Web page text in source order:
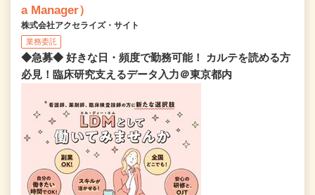
a Manager）
株式会社アクセライズ・サイト
業務委託
◆急募◆ 好きな日・頻度で勤務可能！ カルテを読める方
必見！臨床研究支えるデータ入力＠東京都内